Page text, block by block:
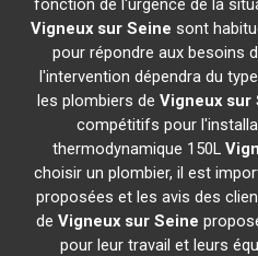
fonction de l'urgence de la
Vigneux sur Seine sont
pour répondre aux besoins
l'intervention dépendra du
les plombiers de Vigneux sur
compétitifs pour
thermodynamique 150L
choisir un plombier, il est
proposées et les avis des
deVigneux sur Seine
pour leur travail et leurs